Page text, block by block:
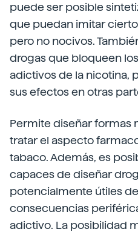
puede ser posible
que puedan imitar
pero no nocivos.
drogas que bloqueen
adictivos de la nicotina,
sus efectos en otras
Permite diseñar formas
tratar el aspecto
tabaco. Además, es
capaces de diseñar
potencialmente útiles
consecuencias
adictivo. La posibilidad